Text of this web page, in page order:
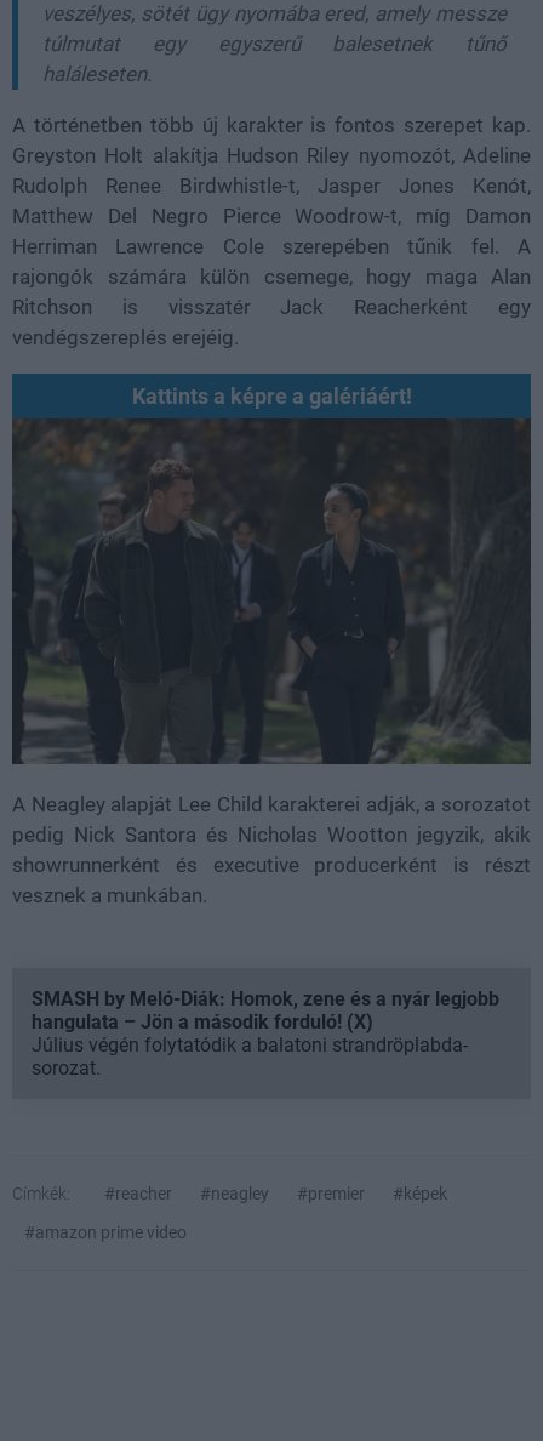
veszélyes, sötét ügy nyomába ered, amely messze
túlmutat egy egyszerű balesetnek tűnő
haláleseten.
A történetben több új karakter is fontos szerepet kap.
Greyston Holt alakítja Hudson Riley nyomozót, Adeline
Rudolph Renee Birdwhistle-t, Jasper Jones Kenót,
Matthew Del Negro Pierce Woodrow-t, míg Damon
Herriman Lawrence Cole szerepében tűnik fel. A
rajongók számára külön csemege, hogy maga Alan
Ritchson is visszatér Jack Reacherként egy
vendégszereplés erejéig.
Kattints a képre a galériáért!
A Neagley alapját Lee Child karakterei adják, a sorozatot
pedig Nick Santora és Nicholas Wootton jegyzik, akik
showrunnerként és executive producerként is részt
vesznek a munkában.
SMASH by Meló-Diák: Homok, zene és a nyár legjobb
hangulata – Jön a második forduló! (X)
Július végén folytatódik a balatoni strandröplabda-
sorozat.
Címkék: #reacher #neagley #premier
#képek
#amazon prime video